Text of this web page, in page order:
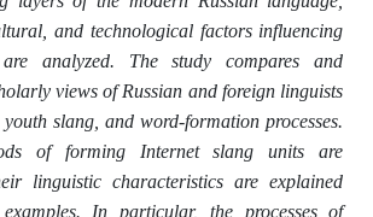
and technological factors influencing
analyzed. The study compares and
views of Russian and foreign linguists
slang, and word-formation processes.
of forming Internet slang units are
linguistic characteristics are explained
In particular, the processes of